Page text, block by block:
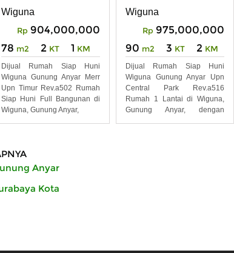
Wiguna
Rp 904,000,000
78 m2 2 KT 1 KM
Dijual Rumah Siap Huni
Wiguna Gunung Anyar Merr
Upn Timur Rev.a502 Rumah
Siap Huni Full Bangunan di
Wiguna, Gunung Anyar,
REV.A516
Wiguna
Rp 975,000,000
90 m2 3 KT 2 KM
Dijual Rumah Siap Huni
Wiguna Gunung Anyar Upn
Central Park Rev.a516
Rumah 1 Lantai di Wiguna,
Gunung Anyar, dengan
Anyar
Kota